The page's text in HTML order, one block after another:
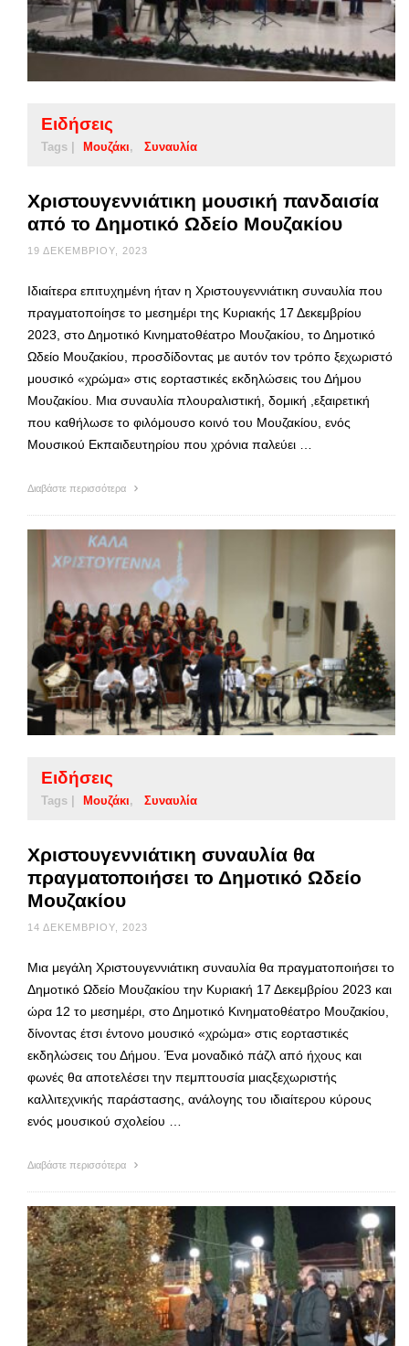
Ειδήσεις
Tags | Μουζάκι Συναυλία
Χριστουγεννιάτικη μουσική πανδαισία
από το Δημοτικό Ωδείο Μουζακίου
19 ΔΕΚΕΜΒΡΊΟΥ, 2023
Ιδιαίτερα επιτυχημένη ήταν η Χριστουγεννιάτικη συναυλία που
πραγματοποίησε το μεσημέρι της Κυριακής 17 Δεκεμβρίου
2023, στο Δημοτικό Κινηματοθέατρο Μουζακίου, το Δημοτικό
Ωδείο Μουζακίου, προσδίδοντας με αυτόν τον τρόπο ξεχωριστό
μουσικό «χρώμα» στις εορταστικές εκδηλώσεις του Δήμου
Μουζακίου. Μια συναυλία πλουραλιστική, δομική ,εξαιρετική
που καθήλωσε το φιλόμουσο κοινό του Μουζακίου, ενός
Μουσικού Εκπαιδευτηρίου που χρόνια παλεύει …
Διαβάστε περισσότερα
Ειδήσεις
Tags | Μουζάκι Συναυλία
Χριστουγεννιάτικη συναυλία θα
πραγματοποιήσει το Δημοτικό Ωδείο
Μουζακίου
14 ΔΕΚΕΜΒΡΊΟΥ, 2023
Μια μεγάλη Χριστουγεννιάτικη συναυλία θα πραγματοποιήσει το
Δημοτικό Ωδείο Μουζακίου την Κυριακή 17 Δεκεμβρίου 2023 και
ώρα 12 το μεσημέρι, στο Δημοτικό Κινηματοθέατρο Μουζακίου,
δίνοντας έτσι έντονο μουσικό «χρώμα» στις εορταστικές
εκδηλώσεις του Δήμου. Ένα μοναδικό πάζλ από ήχους και
φωνές θα αποτελέσει την πεμπτουσία μιαςξεχωριστής
καλλιτεχνικής παράστασης, ανάλογης του ιδιαίτερου κύρους
ενός μουσικού σχολείου …
Διαβάστε περισσότερα